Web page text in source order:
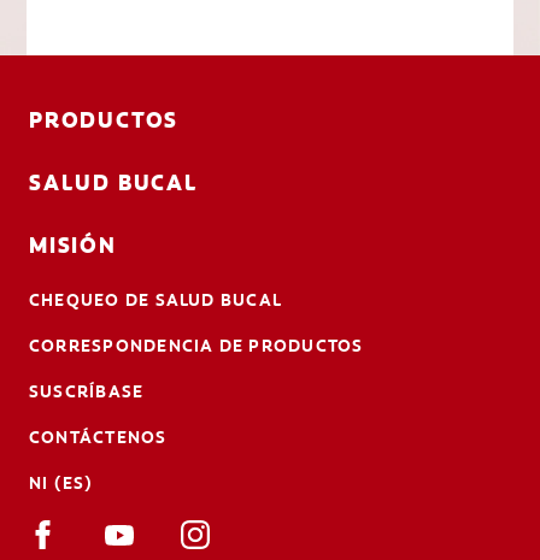
PRODUCTOS
SALUD BUCAL
MISIÓN
CHEQUEO DE SALUD BUCAL
CORRESPONDENCIA DE PRODUCTOS
SUSCRÍBASE
CONTÁCTENOS
NI (ES)